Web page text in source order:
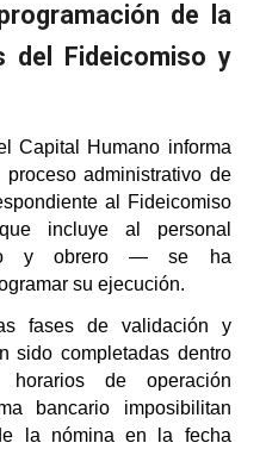
de la
del Fideicomiso y
Capital Humano informa
administrativo de
al Fideicomiso
incluye al personal
y obrero — se ha
su ejecución.
fases de validación y
sido completadas dentro
de operación
bancario imposibilitan
la nómina en la fecha